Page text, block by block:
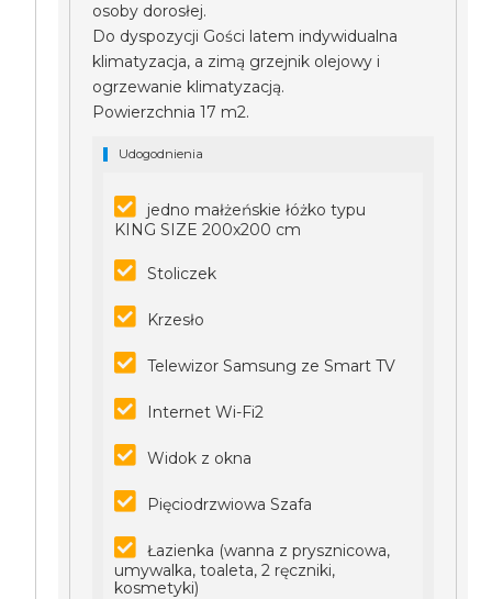
osoby dorosłej.
Do dyspozycji Gości latem indywidualna
klimatyzacja, a zimą grzejnik olejowy i
ogrzewanie klimatyzacją.
Powierzchnia 17 m2.
Udogodnienia
jedno małżeńskie łóżko typu
KING SIZE 200x200 cm
Stoliczek
Krzesło
Telewizor Samsung ze Smart TV
Internet Wi-Fi2
Widok z okna
Pięciodrzwiowa Szafa
Łazienka (wanna z prysznicowa,
umywalka, toaleta, 2 ręczniki,
kosmetyki)